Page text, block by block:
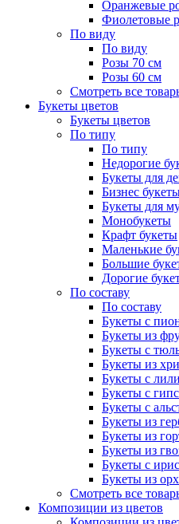
Оранжевые
Фиолетовые
По виду
По виду
Розы 70 см
Розы 60 см
Смотреть все
Букеты цветов
Букеты цветов
По типу
По типу
Недорогие
Букеты для
Бизнес
Букеты для
Монобукеты
Крафт букеты
Маленькие
Большие
Дорогие
По составу
По составу
Букеты с
Букеты из
Букеты с
Букеты из
Букеты с
Букеты с
Букеты с
Букеты из
Букеты из
Букеты из
Букеты с
Букеты из
Смотреть все
Композиции из цветов